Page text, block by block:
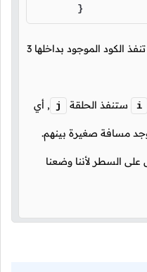
        }
تنفذ الكود الموجود بداخلها 3
i ستنفذ الحلقة j
, أي
مسافة صغيرة بينهم.
على السطر لأننا وضعنا